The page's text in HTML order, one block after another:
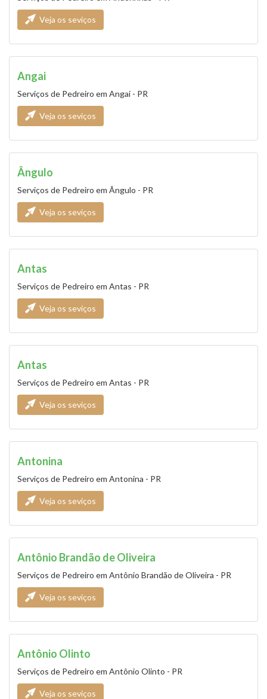
Veja os seviços
Angai
Serviços de Pedreiro em Angai - PR
Veja os seviços
Ângulo
Serviços de Pedreiro em Ângulo - PR
Veja os seviços
Antas
Serviços de Pedreiro em Antas - PR
Veja os seviços
Antas
Serviços de Pedreiro em Antas - PR
Veja os seviços
Antonina
Serviços de Pedreiro em Antonina - PR
Veja os seviços
Antônio Brandão de Oliveira
Serviços de Pedreiro em Antônio Brandão de Oliveira - PR
Veja os seviços
Antônio Olinto
Serviços de Pedreiro em Antônio Olinto - PR
Veja os seviços